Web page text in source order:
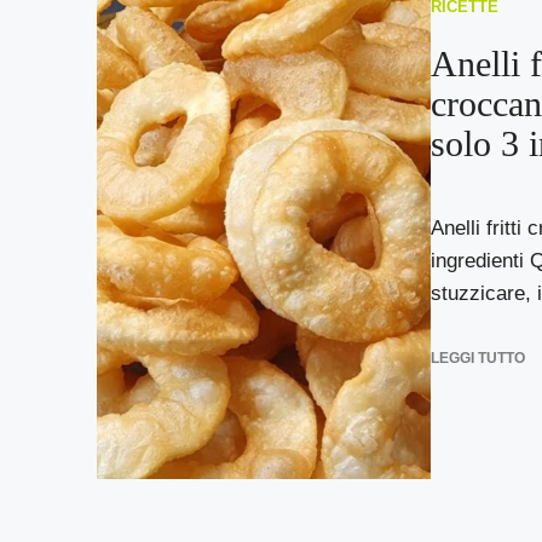
RICETTE
Anelli
solo 3
Anelli fritti
ingredienti
stuzzicare,
LEGGI TUTTO